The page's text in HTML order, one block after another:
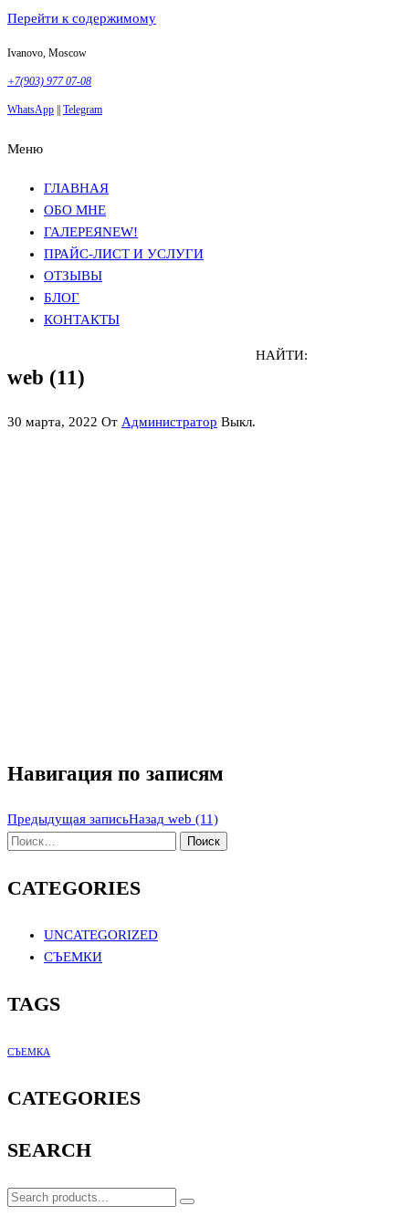
Перейти к содержимому
Ivanovo, Moscow
+7(903) 977 07-08
WhatsApp Telegram
Меню
ГЛАВНАЯ
ОБО МНЕ
ГАЛЕРЕЯNEW!
ПРАЙС-ЛИСТ И УСЛУГИ
ОТЗЫВЫ
БЛОГ
КОНТАКТЫ
web (11)
30 марта, 2022 От Администратор Выкл.
Навигация по записям
Предыдущая записьНазад web (11)
НАЙТИ:
CATEGORIES
UNCATEGORIZED
СЪЕМКИ
TAGS
СЪЕМКА
CATEGORIES
SEARCH